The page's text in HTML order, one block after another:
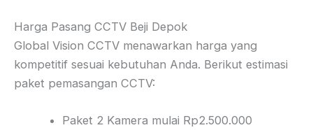
Harga Pasang CCTV Beji Depok
Global Vision CCTV menawarkan harga yang
kompetitif sesuai kebutuhan Anda. Berikut estimasi
paket pemasangan CCTV:
Paket 2 Kamera mulai Rp2.500.000